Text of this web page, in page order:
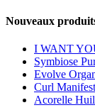
Nouveaux
I WANT
Symbiose
Evolve
Curl
Acorelle